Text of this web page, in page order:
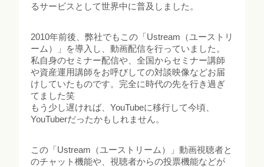
るサービスとして世界中に普及しました。
2010年前後、弊社でもこの「Ustream（ユーストリ
ーム）」を導入し、動画配信を行っていました。
私自身のセミナー配信や、全国からセミナー講師
や資産運用講師をお呼びしての対談映像などお届
けしていたものです。完全に時代の先を行き過ぎ
てました笑
もう少し遅ければ、YouTubeに移行して今頃、
YouTuberだったかもしれません。
この「Ustream（ユーストリーム）」動画視聴者と
のチャット機能や、視聴者からの投票機能などが